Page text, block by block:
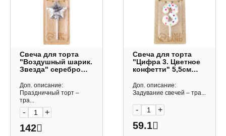
Свеча для торта
"Воздушный шарик.
Звезда" серебро
Карнавалия
Доп. описание:
Праздничный торт –
тра...
- +
142
Свеча для торта
"Цифра 3. Цветное
конфетти" 5,5см
Карнавалия
Доп. описание:
Задувание свечей – тра...
- +
59.1